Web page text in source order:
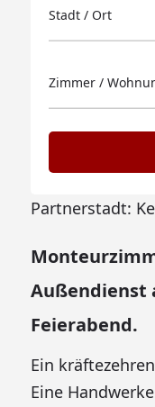
Stadt / Ort
Zimmer /
Partnerstadt:
Außendienst
Feierabend.
Ein
Eine